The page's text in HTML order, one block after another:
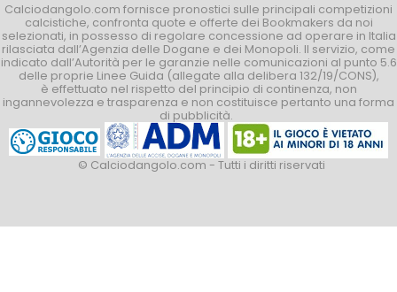
Calciodangolo.com fornisce pronostici sulle principali competizioni
calcistiche, confronta quote e offerte dei Bookmakers da noi
selezionati, in possesso di regolare concessione ad operare in Italia
rilasciata dall’Agenzia delle Dogane e dei Monopoli. Il servizio, come
indicato dall’Autorità per le garanzie nelle comunicazioni al punto 5.6
delle proprie Linee Guida (allegate alla delibera 132/19/CONS),
è effettuato nel rispetto del principio di continenza, non
ingannevolezza e trasparenza e non costituisce pertanto una forma
di pubblicità.
© Calciodangolo.com - Tutti i diritti riservati